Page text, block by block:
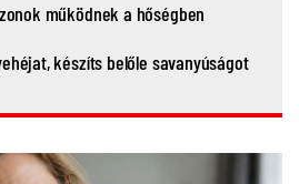
működnek a hőségben
készíts belőle savanyúságot